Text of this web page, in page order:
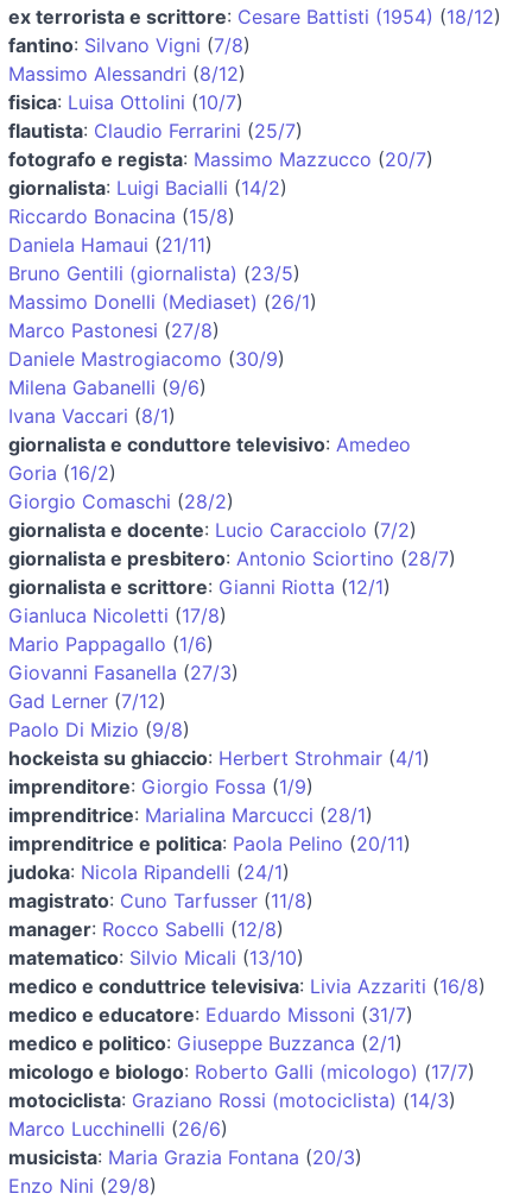
ex terrorista e scrittore: Cesare Battisti (1954) (18/12)
fantino: Silvano Vigni (7/8)
Massimo Alessandri (8/12)
fisica: Luisa Ottolini (10/7)
flautista: Claudio Ferrarini (25/7)
fotografo e regista: Massimo Mazzucco (20/7)
giornalista: Luigi Bacialli (14/2)
Riccardo Bonacina (15/8)
Daniela Hamaui (21/11)
Bruno Gentili (giornalista) (23/5)
Massimo Donelli (Mediaset) (26/1)
Marco Pastonesi (27/8)
Daniele Mastrogiacomo (30/9)
Milena Gabanelli (9/6)
Ivana Vaccari (8/1)
giornalista e conduttore televisivo: Amedeo
Goria (16/2)
Giorgio Comaschi (28/2)
giornalista e docente: Lucio Caracciolo (7/2)
giornalista e presbitero: Antonio Sciortino (28/7)
giornalista e scrittore: Gianni Riotta (12/1)
Gianluca Nicoletti (17/8)
Mario Pappagallo (1/6)
Giovanni Fasanella (27/3)
Gad Lerner (7/12)
Paolo Di Mizio (9/8)
hockeista su ghiaccio: Herbert Strohmair (4/1)
imprenditore: Giorgio Fossa (1/9)
imprenditrice: Marialina Marcucci (28/1)
imprenditrice e politica: Paola Pelino (20/11)
judoka: Nicola Ripandelli (24/1)
magistrato: Cuno Tarfusser (11/8)
manager: Rocco Sabelli (12/8)
matematico: Silvio Micali (13/10)
medico e conduttrice televisiva: Livia Azzariti (16/8)
medico e educatore: Eduardo Missoni (31/7)
medico e politico: Giuseppe Buzzanca (2/1)
micologo e biologo: Roberto Galli (micologo) (17/7)
motociclista: Graziano Rossi (motociclista) (14/3)
Marco Lucchinelli (26/6)
musicista: Maria Grazia Fontana (20/3)
Enzo Nini (29/8)